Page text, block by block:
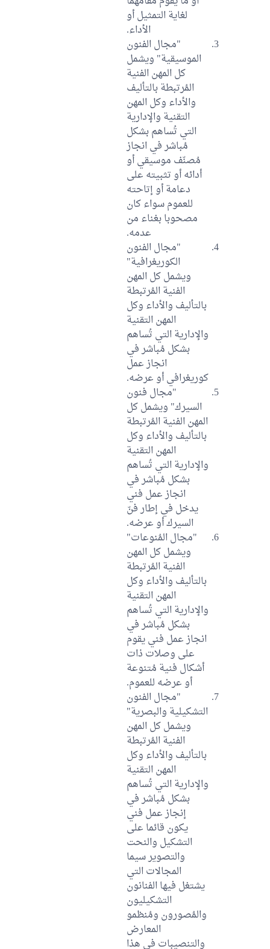
لغاية التمثيل أو
الأداء.
"مجال الفنون
الموسيقية" ويشمل
كل المهن الفنية
المُرتبطة بالتأليف
والأداء وكل المهن
التقنية والإدارية
التي تُساهم بشكل
مُباشر في انجاز
مُصنّف موسيقي أو
أدائه أو تثبيته على
دعامة أو إتاحته
للعموم سواء كان
مصحوبا بغناء من
عدمه.
"مجال الفنون
الكوريغرافية"
ويشمل كل المهن
الفنية المُرتبطة
بالتأليف والأداء وكل
المهن التقنية
والإدارية التي تُساهم
بشكل مُباشر في
انجاز عمل
كوريغرافي أو عرضه.
"مجال فنون
السيرك" ويشمل كل
المهن الفنية المُرتبطة
بالتأليف والأداء وكل
المهن التقنية
والإدارية التي تُساهم
بشكل مُباشر في
انجاز عمل فني
يدخل في إطار فنّ
السيرك أو عرضه.
"مجال المُنوعات"
ويشمل كل المهن
الفنية المُرتبطة
بالتأليف والأداء وكل
المهن التقنية
والإدارية التي تُساهم
بشكل مُباشر في
انجاز عمل فني يقوم
على وصلات ذات
أشكال فنية مُتنوعة
أو عرضه للعموم.
"مجال الفنون
التشكيلية والبصرية"
ويشمل كل المهن
الفنية المُرتبطة
بالتأليف والأداء وكل
المهن التقنية
والإدارية التي تُساهم
بشكل مُباشر في
إنجاز عمل فني
يكون قائما على
التشكيل والنحت
والتصوير سيما
المجالات التي
يشتغل فيها الفنانون
التشكيليون
والمُصورون ومُنظمو
المعارض
والتنصيبات في هذا